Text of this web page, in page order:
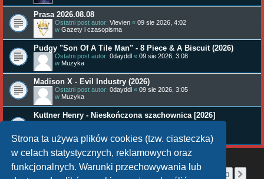
Strona ta używa plików cookies (tzw. ciasteczka)
w celach statystycznych, reklamowych oraz
funkcjonalnych. Warunki przechowywania lub
Prasa 2026.08.08
Ostatni post autor: Vievien « 09 sie 2026, 4:02
w Gazety i czasopisma
Pudgy "Son Of A Tile Man" - 8 Piece & A Biscuit (2026)
Ostatni post autor: 0dayddl « 09 sie 2026, 3:08
w Muzyka
Madison X - Evil Industry (2026)
Ostatni post autor: 0dayddl « 09 sie 2026, 3:05
w Muzyka
Kuttner Henry - Nieskończona szachownica [2026]
fantastyka, sf
wEbook
Znaleziono więcej niż 1000 wyników Strona1z40 40